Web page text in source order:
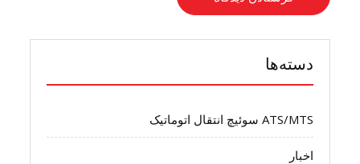
دسته‌ها
ATS/MTS سوئیچ انتقال اتوماتیک
اخبار